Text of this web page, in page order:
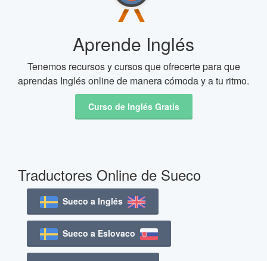
Aprende Inglés
Tenemos recursos y cursos que ofrecerte para que
aprendas Inglés online de manera cómoda y a tu ritmo.
Curso de Inglés Gratis
Traductores Online de Sueco
Sueco a Inglés
Sueco a Eslovaco